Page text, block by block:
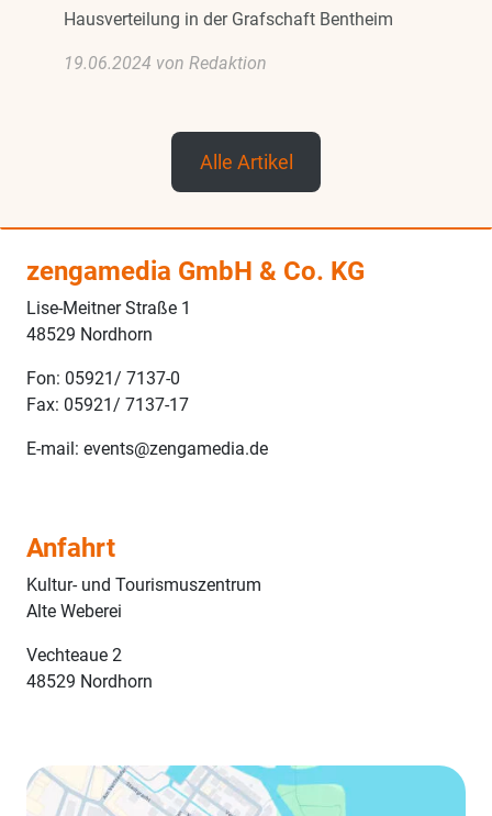
Hausverteilung in der Grafschaft Bentheim
19.06.2024 von Redaktion
Alle Artikel
zengamedia GmbH & Co. KG
Lise-Meitner Straße 1
48529 Nordhorn
Fon: 05921/ 7137-0
Fax: 05921/ 7137-17
E-mail: events@zengamedia.de
Anfahrt
Kultur- und Tourismuszentrum
Alte Weberei
Vechteaue 2
48529 Nordhorn